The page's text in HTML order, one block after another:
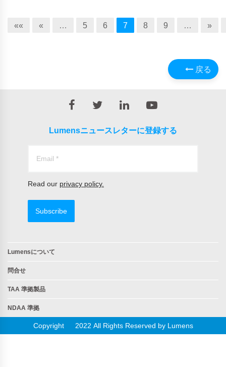
«« « 5 6 7 8 9 »
戻る
Lumensニュースレターに登録する
Read our privacy policy.
Subscribe
Lumensについて
問合せ
TAA 準拠製品
NDAA 準拠
Copyright © 2022 All Rights Reserved by Lumens